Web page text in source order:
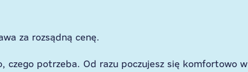
za rozsądną cenę.
potrzeba. Od razu poczujesz się komfortowo w